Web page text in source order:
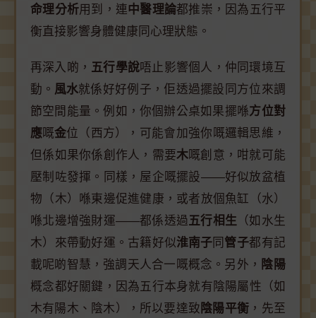
命理分析用到，連中醫理論都推崇，因為五行平
衡直接影響身體健康同心理狀態。
再深入啲， 五行學說唔止影響個人，仲同環境互
動。 風水就係好好例子，佢透過擺設同方位來調
節空間能量。例如，你個辦公桌如果擺喺方位對
應嘅金位（西方），可能會加強你嘅邏輯思維，
但係如果你係創作人，需要木嘅創意，咁就可能
壓制咗發揮。同樣，屋企嘅擺設——好似放盆植
物（木）喺東邊促進健康，或者放個魚缸（水）
喺北邊增強財運——都係透過五行相生 （如水生
木）來帶動好運。古籍好似淮南子 同 管子都有記
載呢啲智慧，強調天人合一嘅概念。另外， 陰陽
概念都好關鍵，因為五行本身就有陰陽屬性（如
木有陽木、陰木），所以要達致 陰陽平衡 ，先至